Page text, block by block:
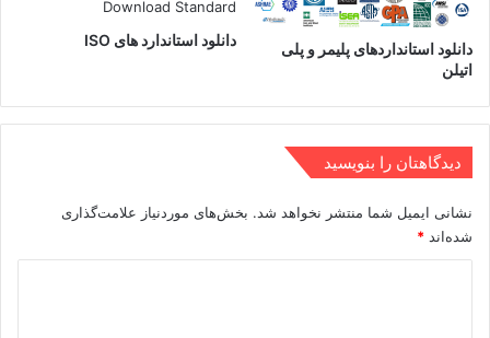
دانلود استانداردهای پلیمر و پلی
اتیلن
دانلود استاندارد های ISO
دیدگاهتان را بنویسید
نشانی ایمیل شما منتشر نخواهد شد. بخش‌های موردنیاز علامت‌گذاری
شده‌اند *